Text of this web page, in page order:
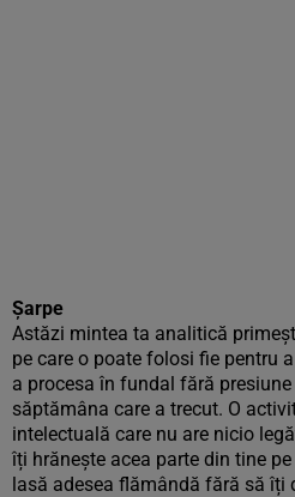
Șarpe
Astăzi mintea ta analitică
pe care o poate folosi fie pentru
a procesa în fundal fără
săptămâna care a trecut. O
intelectuală care nu are nicio
îți hrănește acea parte din tine
lasă adesea flămândă fără să îți